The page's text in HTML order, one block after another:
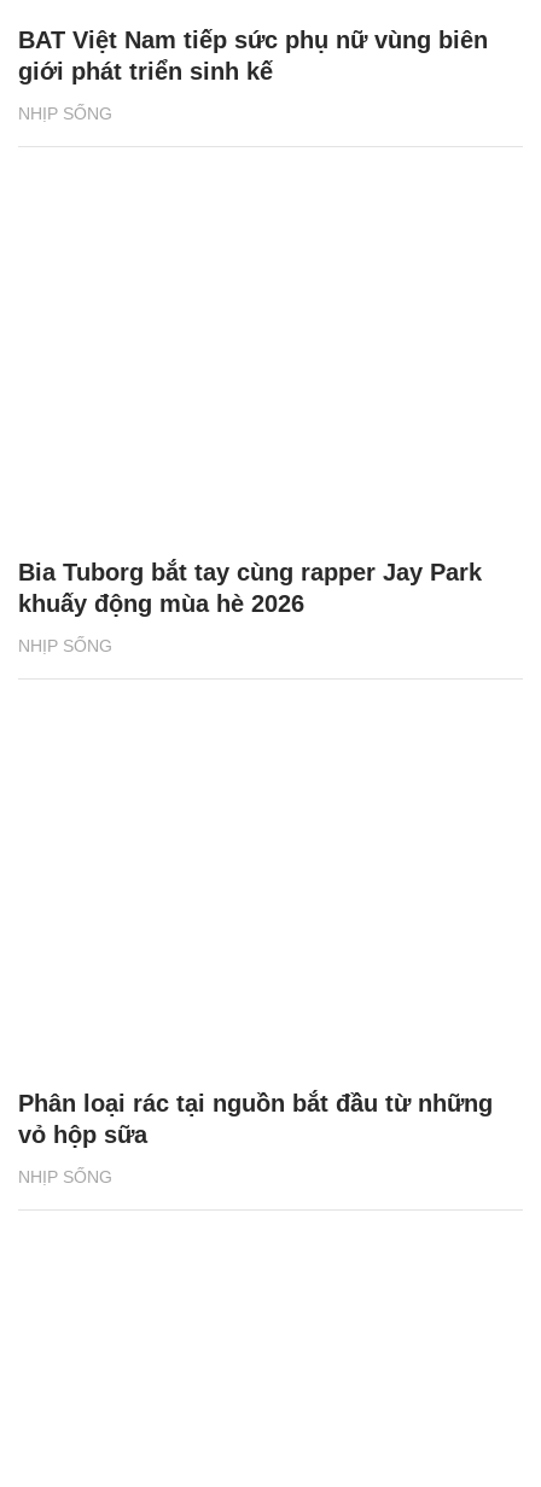
NHỊP SỐNG
BAT Việt Nam tiếp sức phụ nữ vùng biên
giới phát triển sinh kế
NHỊP SỐNG
Bia Tuborg bắt tay cùng rapper Jay Park
khuấy động mùa hè 2026
NHỊP SỐNG
Phân loại rác tại nguồn bắt đầu từ những
vỏ hộp sữa